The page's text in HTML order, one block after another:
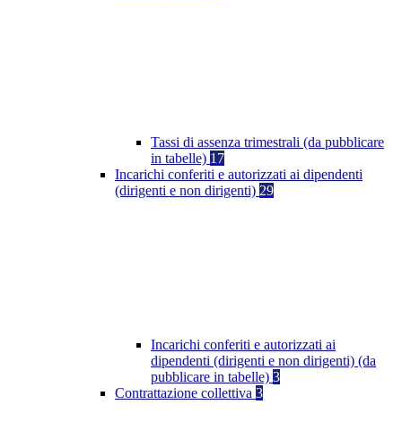
Tassi di assenza trimestrali (da pubblicare
in tabelle) 17
Incarichi conferiti e autorizzati ai dipendenti
(dirigenti e non dirigenti) 29
Incarichi conferiti e autorizzati ai
dipendenti (dirigenti e non dirigenti) (da
pubblicare in tabelle) 3
Contrattazione collettiva 3